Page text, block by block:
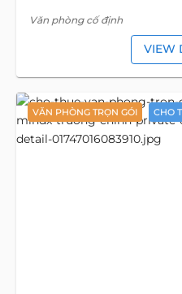
Văn phòng cố định
VIEW
VĂN PHÒNG TRỌN GÓI CHO